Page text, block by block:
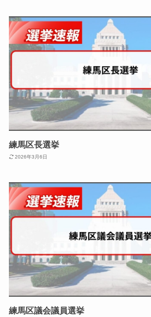
練馬区長選挙
2026年3月6日
練馬区議会議員選挙